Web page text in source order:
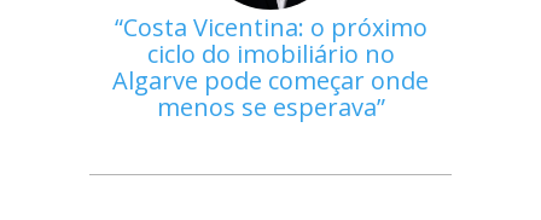
Costa Vicentina: o próximo
ciclo do imobiliário no
Algarve pode começar onde
menos se esperava